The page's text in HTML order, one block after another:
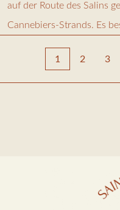
auf der Route des Salins
Cannebiers-Strands. Es
1 2 3